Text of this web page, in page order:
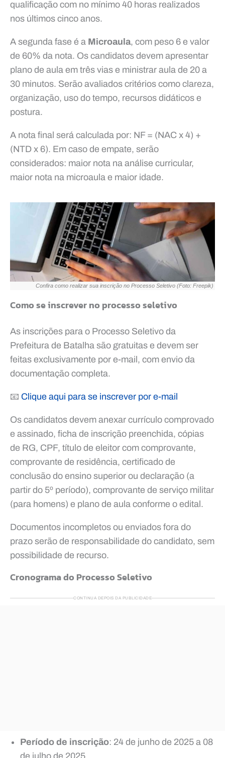
qualificação com no mínimo 40 horas realizados
nos últimos cinco anos.
A segunda fase é a Microaula, com peso 6 e valor
de 60% da nota. Os candidatos devem apresentar
plano de aula em três vias e ministrar aula de 20 a
30 minutos. Serão avaliados critérios como clareza,
organização, uso do tempo, recursos didáticos e
postura.
A nota final será calculada por: NF = (NAC x 4) +
(NTD x 6). Em caso de empate, serão
considerados: maior nota na análise curricular,
maior nota na microaula e maior idade.
Confira como realizar sua inscrição no Processo Seletivo (Foto: Freepik)
Como se inscrever no processo seletivo
As inscrições para o Processo Seletivo da
Prefeitura de Batalha são gratuitas e devem ser
feitas exclusivamente por e-mail, com envio da
documentação completa.
📧 Clique aqui para se inscrever por e-mail
Os candidatos devem anexar currículo comprovado
e assinado, ficha de inscrição preenchida, cópias
de RG, CPF, título de eleitor com comprovante,
comprovante de residência, certificado de
conclusão do ensino superior ou declaração (a
partir do 5º período), comprovante de serviço militar
(para homens) e plano de aula conforme o edital.
Documentos incompletos ou enviados fora do
prazo serão de responsabilidade do candidato, sem
possibilidade de recurso.
Cronograma do Processo Seletivo
CONTINUA DEPOIS DA PUBLICIDADE
Período de inscrição: 24 de junho de 2025 a 08
de julho de 2025